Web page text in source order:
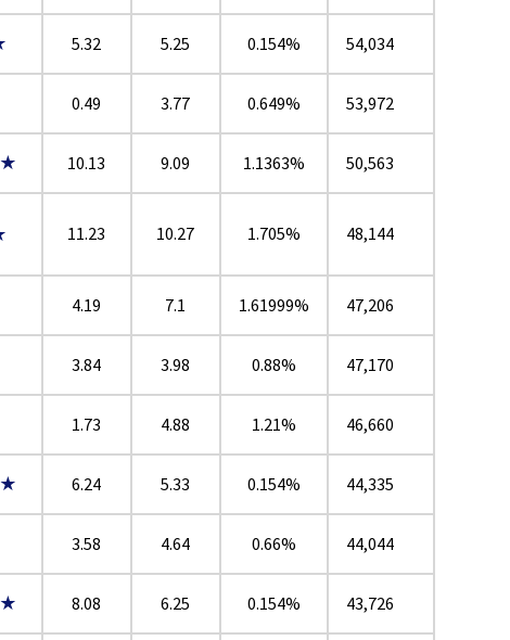
5.32 5.25 0.154% 54,034
0.49 3.77 0.649% 53,972
10.13 9.09 1.1363% 50,563
11.23 10.27 1.705% 48,144
4.19 7.1 1.61999% 47,206
3.84 3.98 0.88% 47,170
1.73 4.88 1.21% 46,660
6.24 5.33 0.154% 44,335
3.58 4.64 0.66% 44,044
8.08 6.25 0.154% 43,726